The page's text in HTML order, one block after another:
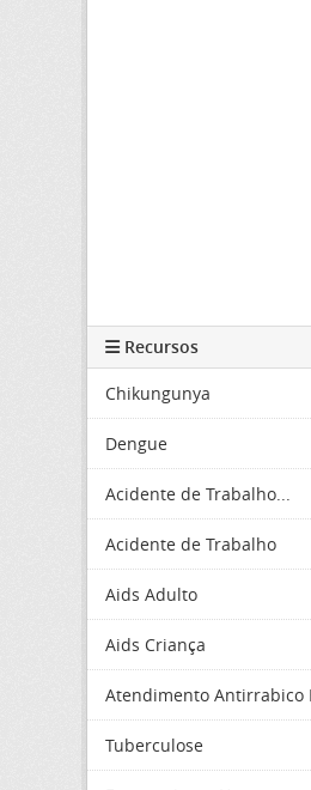
Recursos
Chikungunya
Dengue
Acidente de Trabalho...
Acidente de Trabalho
Aids Adulto
Aids Criança
Atendimento Antirrabico
Tuberculose